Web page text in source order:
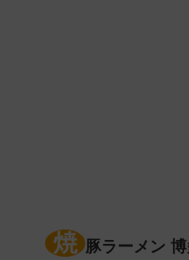
焼 豚ラーメン